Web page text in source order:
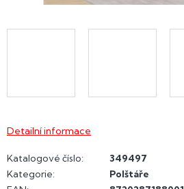
Detailní informace
Katalogové číslo:
349497
Kategorie:
Polštáře